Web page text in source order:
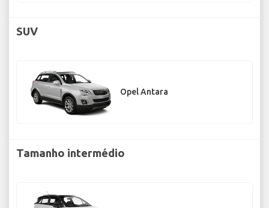
SUV
Opel Antara
Tamanho intermédio